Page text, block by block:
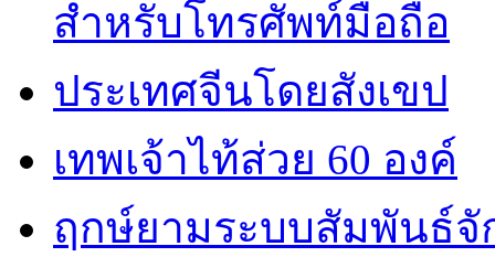
สำหรับโทรศัพท์มือถือ
ประเทศจีนโดยสังเขป
เทพเจ้าไท้ส่วย 60 องค์
ฤกษ์ยามระบบสัมพันธ์จั